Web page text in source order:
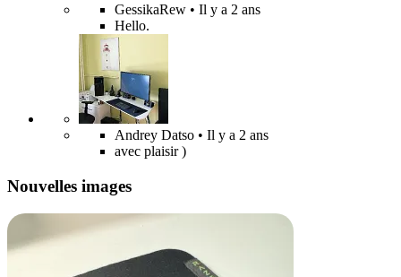
GessikaRew • Il y a 2 ans
Hello.
Andrey Datso • Il y a 2 ans
avec plaisir )
Nouvelles images